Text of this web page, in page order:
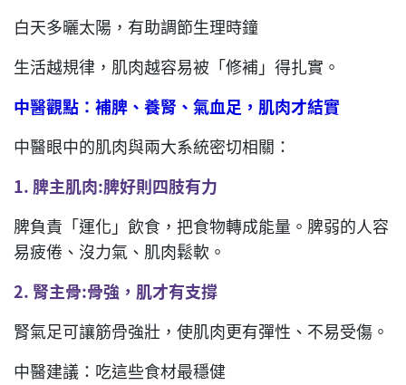
白天多曬太陽，有助調節生理時鐘
生活越規律，肌肉越容易被「修補」得扎實。
中醫觀點：補脾、養腎、氣血足，肌肉才結實
中醫眼中的肌肉與兩大系統密切相關：
1.脾主肌肉:脾好則四肢有力
脾負責「運化」飲食，把食物轉成能量。脾弱的人容
易疲倦、沒力氣、肌肉鬆軟。
2. 腎主骨:骨強，肌才有支撐
腎氣足可讓筋骨強壯，使肌肉更有彈性、不易受傷。
中醫建議：吃這些食材最穩健